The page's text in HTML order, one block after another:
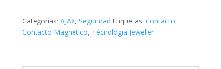
Categorías: AJAX, Seguridad Etiquetas: Contacto,
Contacto Magnetico, Técnologia Jeweller